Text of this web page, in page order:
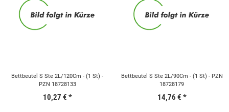
Bettbeutel S Ste 2L/120Cm - (1 St) -
PZN 18728133
10,27 € *
Bettbeutel S Ste 2L/90Cm - (1 St) - PZN
18728179
14,76 € *